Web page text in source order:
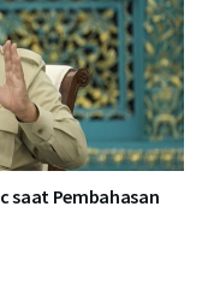
saat Pembahasan